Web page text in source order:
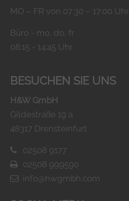
MO – FR von 07:30 – 17:00 Uhr
Büro - mo, do, fr
08:15 - 14:45 Uhr
BESUCHEN SIE UNS
H&W GmbH
Gildestraße 19 a
48317 Drensteinfurt
02508 9177
02508 999590
info@hwgmbh.com